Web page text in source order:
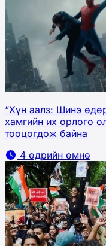
“Хүн аалз: Шинэ
хамгийн их орлого
тооцогдож байна
4 өдрийн өмнө